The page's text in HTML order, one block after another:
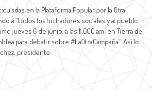
en la Plataforma Popular por la Otra
a “todos los luchadores sociales y al pueblo
jueves 6 de junio, a las 11;000 am, en Tierra de
para debatir sobre #LaOtraCampaña”. Así lo
presidente